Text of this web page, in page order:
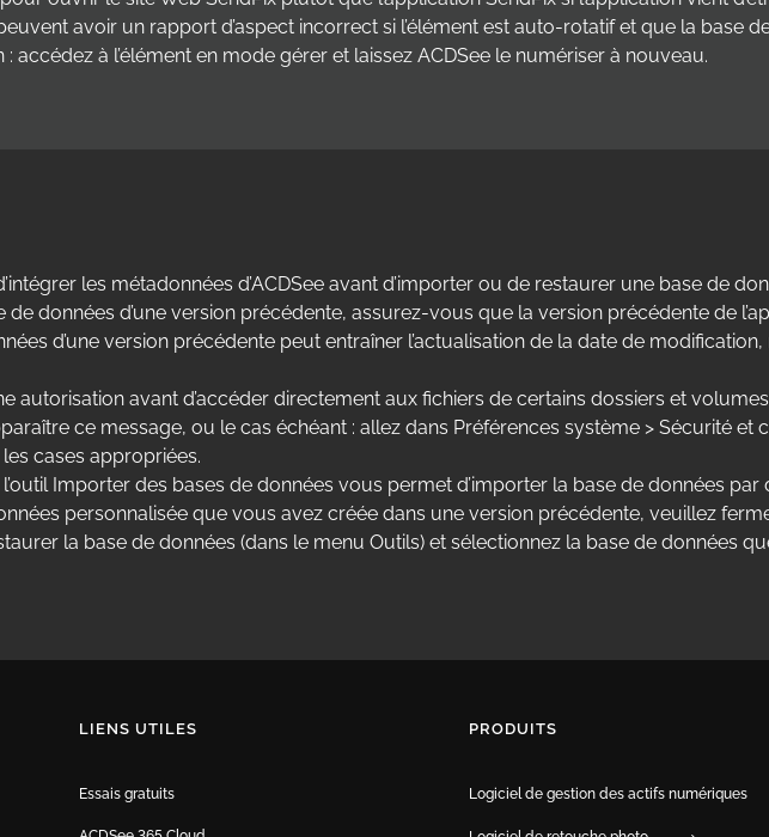
avoir un rapport d’aspect incorrect si l’élément est auto-rotatif et que la base
: accédez à l’élément en mode gérer et laissez ACDSee le numériser à nouveau.
les métadonnées d’ACDSee avant d’importer ou de restaurer une base de
données d’une version précédente, assurez-vous que la version précédente de
d’une version précédente peut entraîner l’actualisation de la date de
autorisation avant d’accéder directement aux fichiers de certains dossiers et
ce message, ou le cas échéant : allez dans Préférences système > Sécurité et
cases appropriées.
Importer des bases de données vous permet d’importer la base de données
personnalisée que vous avez créée dans une version précédente, veuillez
la base de données (dans le menu Outils) et sélectionnez la base de données
LIENS UTILES
Essais gratuits
PRODUITS
Logiciel de gestion des actifs numériques